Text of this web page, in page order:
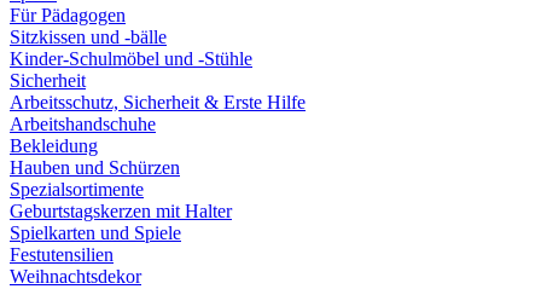
Für Pädagogen
Sitzkissen und -bälle
Kinder-Schulmöbel und -Stühle
Sicherheit
Arbeitsschutz, Sicherheit & Erste Hilfe
Arbeitshandschuhe
Bekleidung
Hauben und Schürzen
Spezialsortimente
Geburtstagskerzen mit Halter
Spielkarten und Spiele
Festutensilien
Weihnachtsdekor